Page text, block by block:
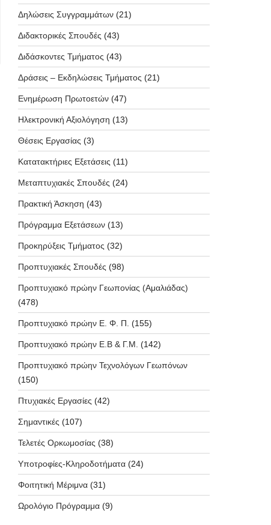
Δηλώσεις Συγγραμμάτων(21)
Διδακτορικές Σπουδές (43)
Διδάσκοντες Τμήματος (43)
Δράσεις – Εκδηλώσεις Τμήματος (21)
Ενημέρωση Πρωτοετών(47)
Ηλεκτρονική Αξιολόγηση (13)
Θέσεις Εργασίας (3)
Κατατακτήριες Εξετάσεις (11)
Μεταπτυχιακές Σπουδές (24)
Πρακτική Άσκηση (43)
Πρόγραμμα Εξετάσεων(13)
Προκηρύξεις Τμήματος (32)
Προπτυχιακές Σπουδές (98)
Προπτυχιακό πρώην Γεωπονίας (Αμαλιάδας)
(478)
Προπτυχιακό πρώην Ε. Φ. Π. (155)
Προπτυχιακό πρώην Ε.Β & Γ.Μ. (142)
Προπτυχιακό πρώην Τεχνολόγων Γεωπόνων
(150)
Πτυχιακές Εργασίες (42)
Σημαντικές (107)
Τελετές Ορκωμοσίας (38)
Υποτροφίες-Κληροδοτήματα(24)
Φοιτητική Μέριμνα(31)
Ωρολόγιο Πρόγραμμα(9)